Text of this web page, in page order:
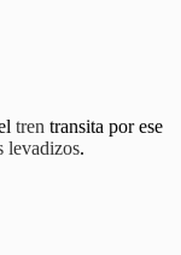
tren transita por ese
levadizos.